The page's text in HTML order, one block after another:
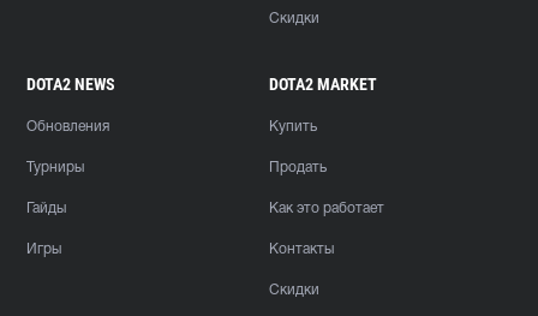
Скидки
DOTA2 NEWS
Обновления
Турниры
Гайды
Игры
DOTA2 MARKET
Купить
Продать
Как это работает
Контакты
Скидки